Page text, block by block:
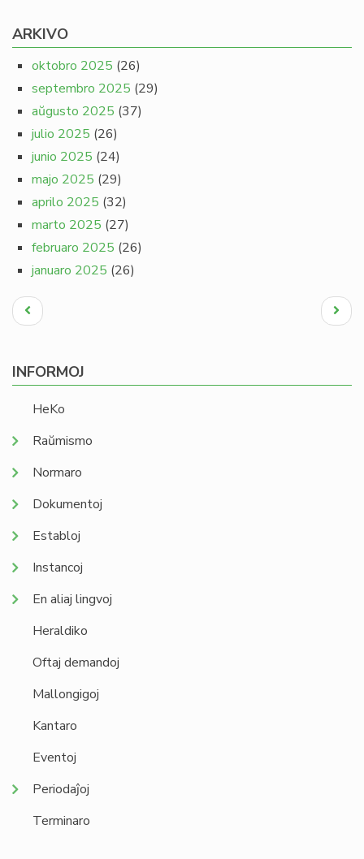
ARKIVO
oktobro 2025 (26)
septembro 2025 (29)
aŭgusto 2025 (37)
julio 2025 (26)
junio 2025 (24)
majo 2025 (29)
aprilo 2025 (32)
marto 2025 (27)
februaro 2025 (26)
januaro 2025 (26)
Pagination
Antaŭa
paĝo
Next
page
INFORMOJ
HeKo
Raŭmismo
Normaro
Dokumentoj
Establoj
Instancoj
En aliaj lingvoj
Heraldiko
Oftaj demandoj
Mallongigoj
Kantaro
Eventoj
Periodaĵoj
Terminaro